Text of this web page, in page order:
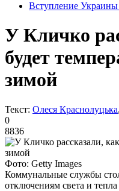
Вступление
У Кличко
будет
зимой
Текст: Олеся Краснолуцька
0
8836
Фото: Getty Images
Коммунальные службы
отключениям света и тепла